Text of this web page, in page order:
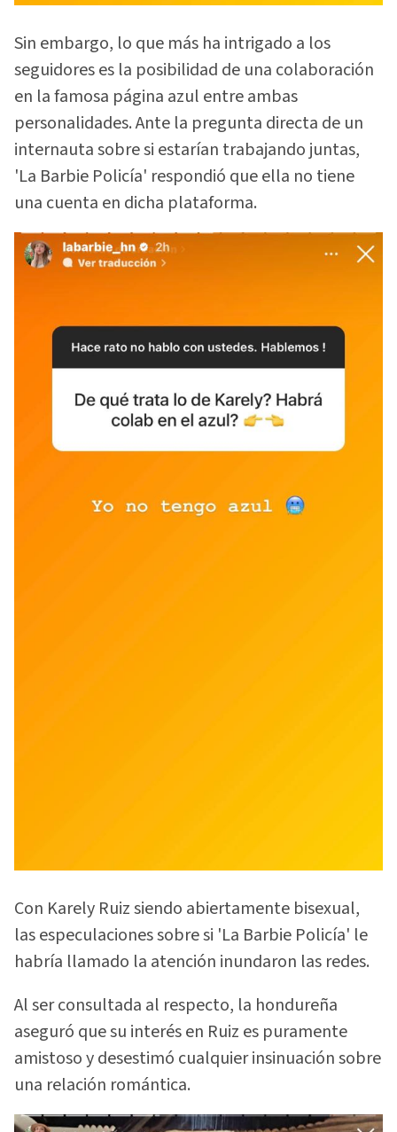
Sin embargo, lo que más ha intrigado a los
seguidores es la posibilidad de una colaboración
en la famosa página azul entre ambas
personalidades. Ante la pregunta directa de un
internauta sobre si estarían trabajando juntas,
'La Barbie Policía' respondió que ella no tiene
una cuenta en dicha plataforma.
Con Karely Ruiz siendo abiertamente bisexual,
las especulaciones sobre si 'La Barbie Policía' le
habría llamado la atención inundaron las redes.
Al ser consultada al respecto, la hondureña
aseguró que su interés en Ruiz es puramente
amistoso y desestimó cualquier insinuación sobre
una relación romántica.